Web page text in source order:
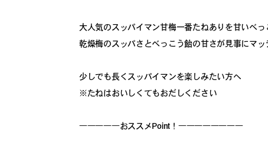
大人気のスッパイマン甘梅一番たねありを甘いべっ
乾燥梅のスッパさとべっこう飴の甘さが見事にマ
少しでも長くスッパイマンを楽しみたい方へ
※たねはおいしくてもおだしください
―――――おススメPoint！――――――――